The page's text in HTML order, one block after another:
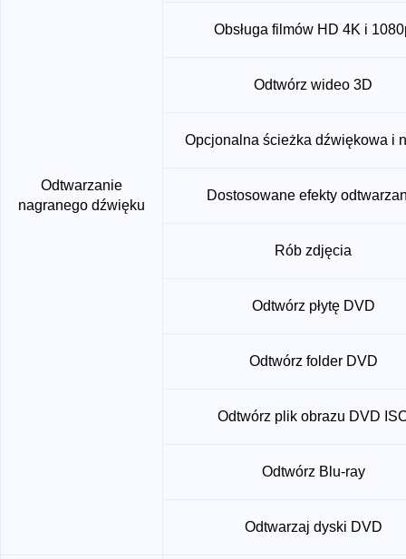
Odtwarzanie
nagranego dźwięku
Obsługa filmów HD 4K i
Odtwórz wideo 3D
Opcjonalna ścieżka dźwiękowa i
Dostosowane efekty
Rób zdjęcia
Odtwórz płytę DVD
Odtwórz folder DVD
Odtwórz plik obrazu DVD
Odtwórz Blu-ray
Odtwarzaj dyski DVD